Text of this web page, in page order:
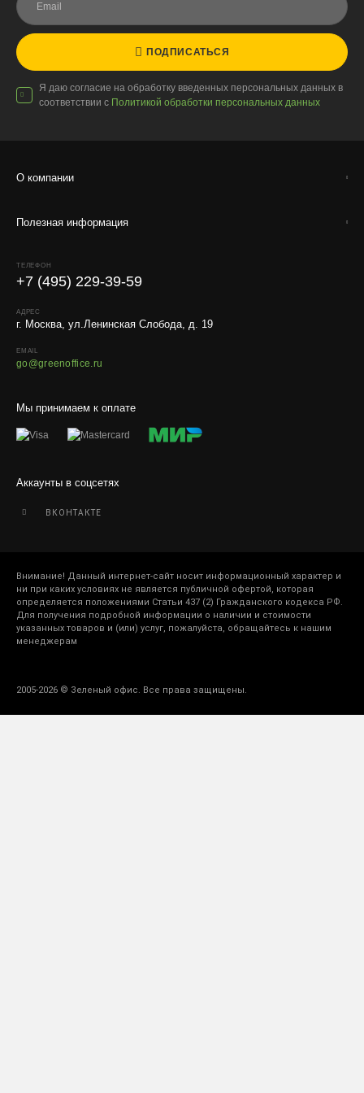
ПОДПИСАТЬСЯ
Я даю согласие на обработку введенных персональных данных в
соответствии с Политикой обработки персональных данных
О компании
Полезная информация
Мы принимаем к оплате
Аккаунты в соцсетях
ВКОНТАКТЕ
ТЕЛЕФОН
+7 (495) 229-39-59
АДРЕС
г. Москва, ул.Ленинская Слобода, д. 19
EMAIL
go@greenoffice.ru
Внимание! Данный интернет-сайт носит информационный характер и
ни при каких условиях не является публичной офертой, которая
определяется положениями Статьи 437 (2) Гражданского кодекса РФ.
Для получения подробной информации о наличии и стоимости
указанных товаров и (или) услуг, пожалуйста, обращайтесь к нашим
менеджерам
2005-2026 © Зеленый офис. Все права защищены.